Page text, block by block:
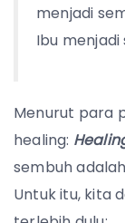
menjadi
Ibu
Menurut para
healing:
sembuh
Untuk itu, kita